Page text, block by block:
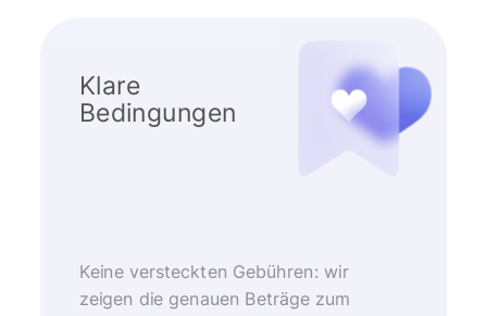
Klare
Bedingungen
Keine versteckten Gebühren: wir
zeigen die genauen Beträge zum